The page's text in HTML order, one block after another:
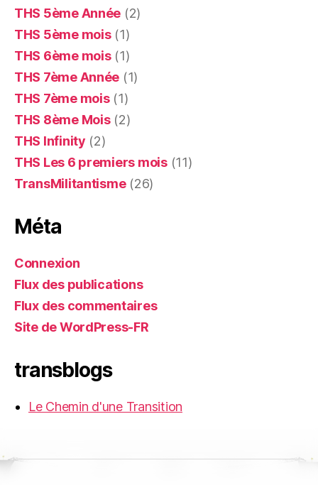
THS 5ème Année (2)
THS 5ème mois(1)
THS 6ème mois(1)
THS 7ème Année (1)
THS 7ème mois(1)
THS 8ème Mois(2)
THS Infinity (2)
THS Les 6 premiers mois(11)
TransMilitantisme(26)
Méta
Connexion
Flux des publications
Flux des commentaires
Site de WordPress-FR
transblogs
Le Chemin d'une Transition